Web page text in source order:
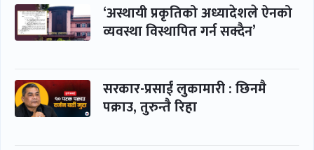
‘अस्थायी प्रकृतिको अध्यादेशले ऐनको
व्यवस्था विस्थापित गर्न सक्दैन’
सरकार-प्रसाईं लुकामारी : छिनमै
पक्राउ, तुरुन्तै रिहा